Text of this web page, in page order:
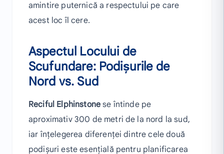
amintire puternică a respectului pe care
acest loc îl cere.
Aspectul Locului de
Scufundare: Podișurile de
Nord vs. Sud
Reciful Elphinstone se întinde pe
aproximativ 300 de metri de la nord la sud,
iar înțelegerea diferenței dintre cele două
podișuri este esențială pentru planificarea